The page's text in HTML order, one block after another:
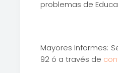
problemas de
Mayores Informes:
92 ó a través de